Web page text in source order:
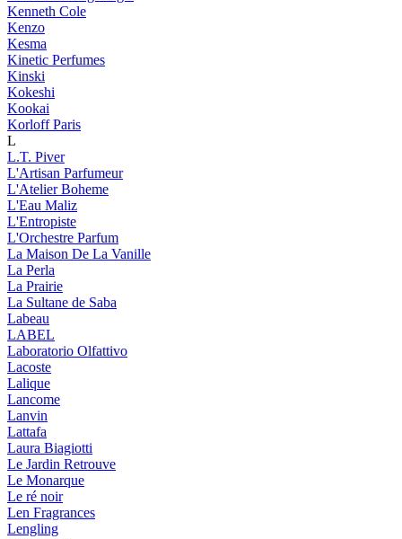
Kenneth Cole
Kenzo
Kesma
Kinetic Perfumes
Kinski
Kokeshi
Kookai
Korloff Paris
L
L.T. Piver
L'Artisan Parfumeur
L'Atelier Boheme
L'Eau Maliz
L'Entropiste
L'Orchestre Parfum
La Maison De La Vanille
La Perla
La Prairie
La Sultane de Saba
Labeau
LABEL
Laboratorio Olfattivo
Lacoste
Lalique
Lancome
Lanvin
Lattafa
Laura Biagiotti
Le Jardin Retrouve
Le Monarque
Le ré noir
Len Fragrances
Lengling